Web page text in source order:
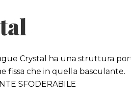
Crystal ha una struttura
fissa che in quella basculante.
SFODERABILE